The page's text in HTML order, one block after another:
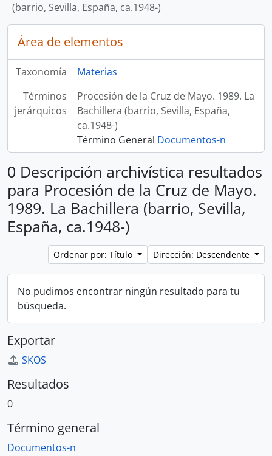
(barrio, Sevilla, España, ca.1948-)
Área de elementos
Taxonomía
Materias
Términos
jerárquicos
Procesión de la Cruz de Mayo. 1989. La
Bachillera (barrio, Sevilla, España,
ca.1948-)
Término General Documentos-n
0 Descripción archivística resultados
para Procesión de la Cruz de Mayo.
1989. La Bachillera (barrio, Sevilla,
España, ca.1948-)
Ordenar por: Título Dirección: Descendente
No pudimos encontrar ningún resultado para tu
búsqueda.
Exportar
SKOS
Resultados
0
Término general
Documentos-n